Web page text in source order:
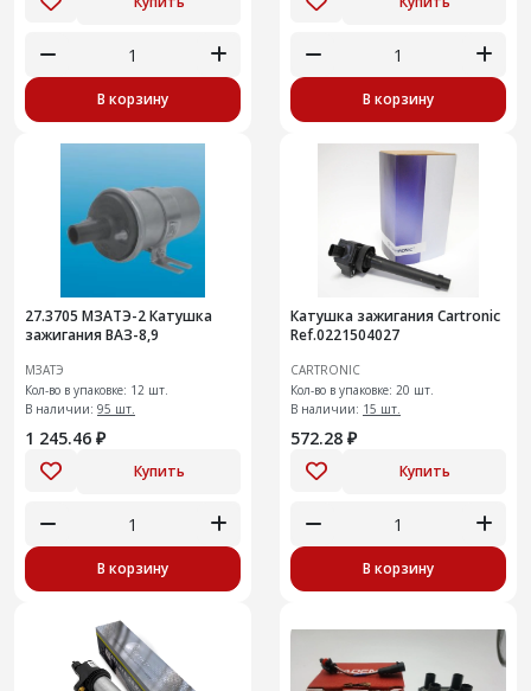
В корзину В корзину
27.3705 МЗАТЭ-2 Катушка
зажигания ВАЗ-8,9
МЗАТЭ
Кол-во в упаковке: 12 шт.
В наличии: 95 шт.
1 245.46 ₽
Купить
В корзину
Катушка зажигания Cartronic
Ref.0221504027
CARTRONIC
Кол-во в упаковке: 20 шт.
В наличии: 15 шт.
572.28 ₽
Купить
В корзину